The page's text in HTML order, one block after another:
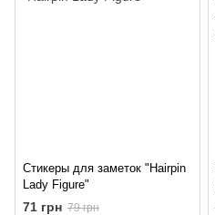
Стикеры для заметок "Hairpin
Lady Figure"
71 грн 79 грн